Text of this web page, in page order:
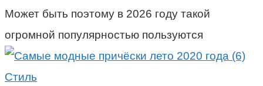
Может быть поэтому в 2026 году такой
огромной популярностью пользуются
Стиль